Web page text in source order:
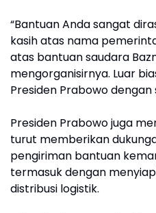
“Bantuan Anda sangat
kasih atas nama
atas bantuan saudara
mengorganisirnya. Luar
Presiden Prabowo
Presiden Prabowo juga
turut memberikan
pengiriman bantuan
termasuk dengan
distribusi logistik.